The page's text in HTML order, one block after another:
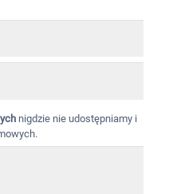
nigdzie nie udostępniamy i